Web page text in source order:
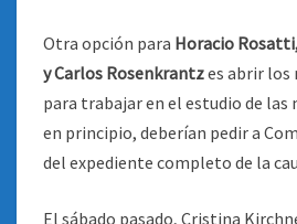
Otra opción para Horacio
y Carlos Rosenkrantzes abrir los
para trabajar en el estudio de las
en principio, deberían pedir a
del expediente completo de la
El sábado pasado, Cristina